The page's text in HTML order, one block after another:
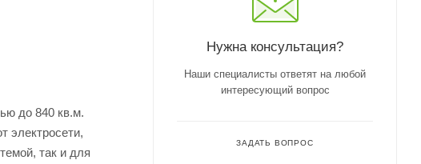
до 840 кв.м.
электросети,
так и для
Нужна консультация?
Наши специалисты ответят на любой
интересующий вопрос
ЗАДАТЬ ВОПРОС